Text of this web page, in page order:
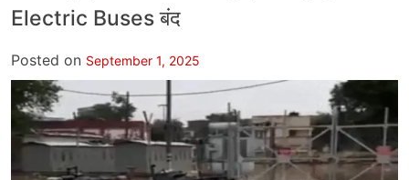
Electric Buses बंद
Posted on September 1, 2025